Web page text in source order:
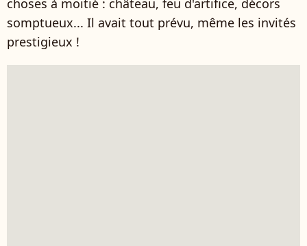
choses à moitié : château, feu d'artifice, décors
somptueux... Il avait tout prévu, même les invités
prestigieux !